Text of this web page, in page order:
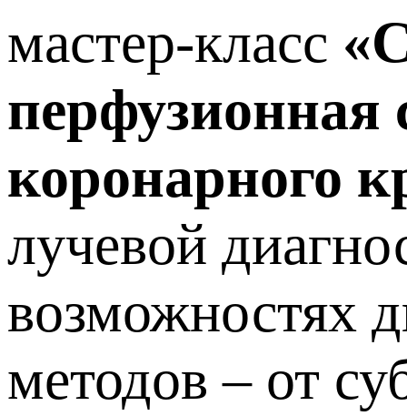
мастер-класс
перфузионная
коронарного
лучевой
возможностях
методов – от